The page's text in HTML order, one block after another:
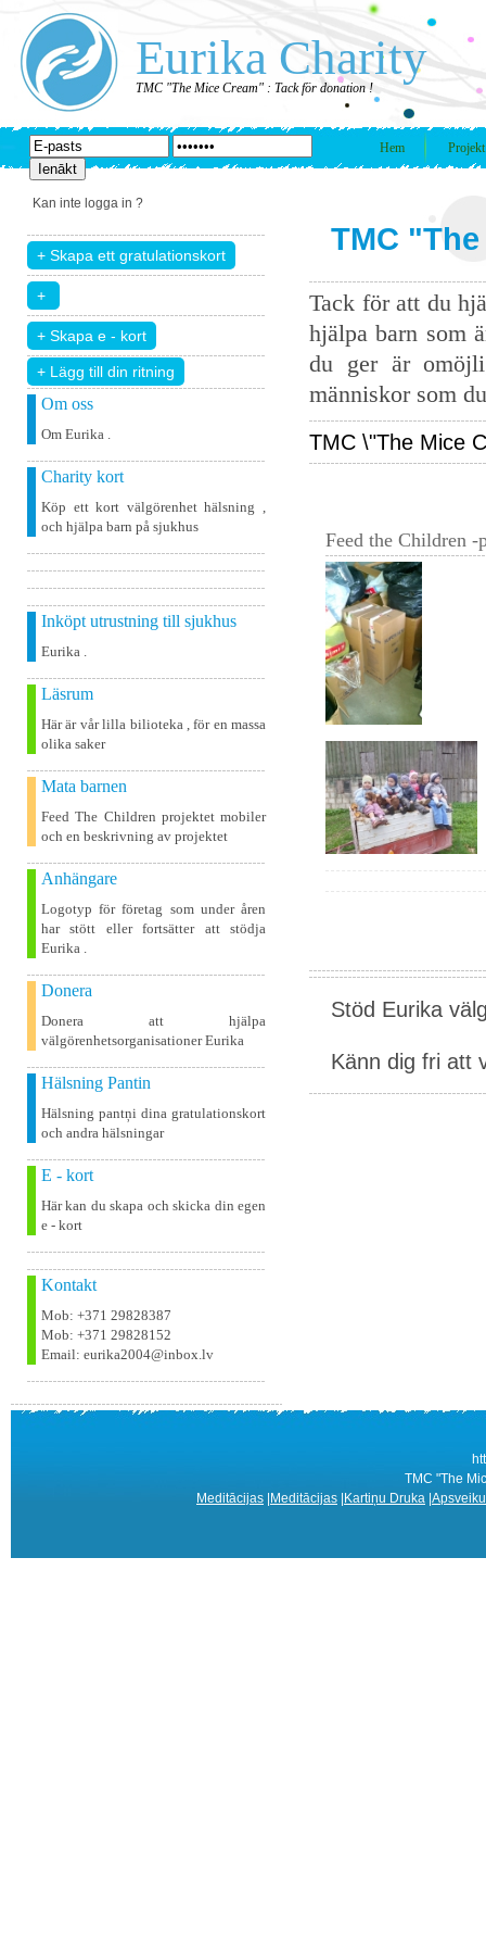
Eurika Charity
TMC "The Mice Cream" : Tack för donation !
Hem Projekt
Kan inte logga in ?
+ Lägg till din ritning
Om oss
Om Eurika .
Charity kort
Köp ett kort välgörenhet hälsning ,
och hjälpa barn på sjukhus
Inköpt utrustning till sjukhus
Eurika .
Läsrum
Här är vår lilla bilioteka , för en massa
olika saker
Mata barnen
Feed The Children projektet mobiler
och en beskrivning av projektet
Anhängare
Logotyp för företag som under åren
har stött eller fortsätter att stödja
Eurika .
Donera
Donera att hjälpa
välgörenhetsorganisationer Eurika
Hälsning Pantin
Hälsning pantņi dina gratulationskort
och andra hälsningar
E - kort
Här kan du skapa och skicka din egen
e - kort
Kontakt
Mob: +371 29828387
Mob: +371 29828152
Email: eurika2004@inbox.lv
TMC
Tack för att du
hjälpa barn som
du ger är
människor som
TMC \"The Mice
Feed the Children -
Stöd Eurika
Känn dig fri att
TMC "The
Meditācijas Meditācijas Kartiņu Druka